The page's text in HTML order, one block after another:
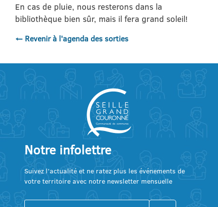
En cas de pluie, nous resterons dans la
bibliothèque bien sûr, mais il fera grand soleil!
← Revenir à l'agenda des sorties
Notre infolettre
Suivez l’actualité et ne ratez plus les événements de
votre territoire avec notre newsletter mensuelle